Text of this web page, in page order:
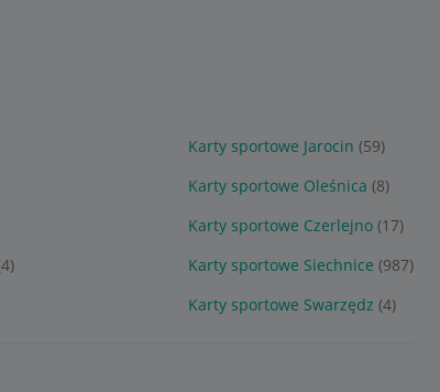
Karty sportowe Jarocin (59)
Karty sportowe Oleśnica (8)
Karty sportowe Czerlejno (17)
Karty sportowe Siechnice (987)
Karty sportowe Swarzędz (4)